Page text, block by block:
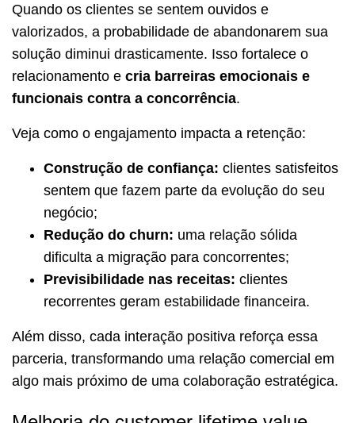
Quando os clientes se sentem ouvidos e
valorizados, a probabilidade de abandonarem sua
solução diminui drasticamente. Isso fortalece o
relacionamento e cria barreiras emocionais e
funcionais contra a concorrência.
Veja como o engajamento impacta a retenção:
Construção de confiança: clientes satisfeitos
sentem que fazem parte da evolução do seu
negócio;
Redução do churn: uma relação sólida
dificulta a migração para concorrentes;
Previsibilidade nas receitas: clientes
recorrentes geram estabilidade financeira.
Além disso, cada interação positiva reforça essa
parceria, transformando uma relação comercial em
algo mais próximo de uma colaboração estratégica.